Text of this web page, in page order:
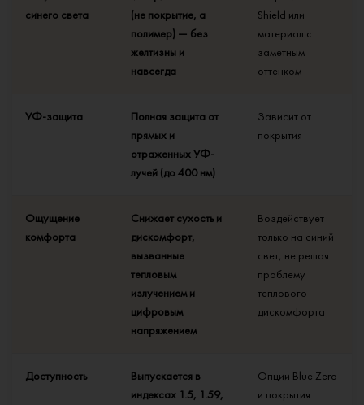
синего света
(не покрытие, а
полимер) — без
желтизны и
навсегда
Shield или
материал с
заметным
оттенком
УФ-защита
Полная защита от
прямых и
отраженных УФ-
лучей (до 400 нм)
Зависит от
покрытия
Ощущение
комфорта
Снижает сухость и
дискомфорт,
вызванные
тепловым
излучением и
цифровым
напряжением
Воздействует
только на синий
свет, не решая
проблему
теплового
дискомфорта
Доступность
Выпускается в
индексах 1.5, 1.59,
Опции Blue Zero
и покрытия